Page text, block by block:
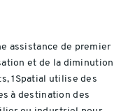
assistance de premier
et de la diminution
1Spatial utilise des
à destination des